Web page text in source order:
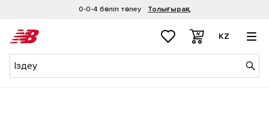
0-0-4 бөліп төлеу Толығырақ
KZ